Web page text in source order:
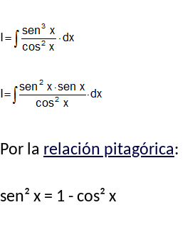
Por la relación pitagórica:
sen² x = 1 - cos² x